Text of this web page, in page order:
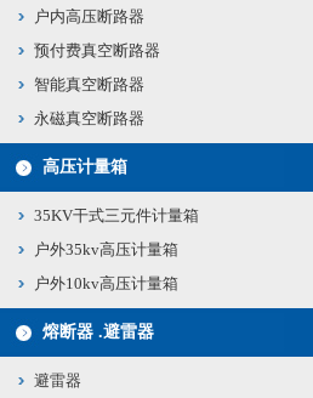
户内高压断路器
预付费真空断路器
智能真空断路器
永磁真空断路器
高压计量箱
35KV干式三元件计量箱
户外35kv高压计量箱
户外10kv高压计量箱
熔断器 .避雷器
避雷器